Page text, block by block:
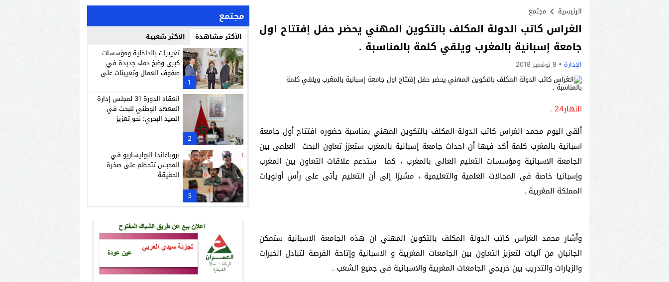
الرئيسية مجتمع
الغراس كاتب الدولة المكلف بالتكوين المهني يحضر حفل إفتتاح اول
جامعة إسبانية بالمغرب ويلقي كلمة بالمناسبة .
الإدارة 8 نوفمبر 2018
النهار24 .
ألقى اليوم محمد الغراس كاتب الدولة المكلف بالتكوين المهني بمناسبة حضوره افتتاح أول جامعة
اسبانية بالمغرب كلمة أكد فيها أن احداث جامعة إسبانية بالمغرب ستعزز تعاون البحث العلمى بين
الجامعة الاسبانية ومؤسسات التعليم العالى بالمغرب ، كما ستدعم علاقات التعاون بين المغرب
وإسبانيا خاصة فى المجالات العلمية والتعليمية ، مشيرًا إلى أن التعليم يأتى على رأس أولويات
المملكة المغربية .
وأشار محمد الغراس كاتب الدولة المكلف بالتكوين المهني ان هذه الجامعة الاسبانية ستمكن
الجانبان من آليات لتعزيز التعاون بين الجامعات المغربية و الاسبانية وإتاحة الفرصة لتبادل الخبرات
والزيارات والتدريب بين خريجي الجامعات المغربية والاسبانية فى جميع الشعب .
مجتمع
الأكثر مشاهدة الأكثر شعبية
1
تغييرات بالداخلية ومؤسسات
كبرى وضخ دماء جديدة في
صفوف العمال وتعيينات على
2
انعقاد الدورة 31 لمجلس إدارة
المعهد الوطني للبحث في
الصيد البحري: نحو تعزيز
3
بروباغاندا البوليساريو في
المحبس تتحطم على صخرة
الحقيقة